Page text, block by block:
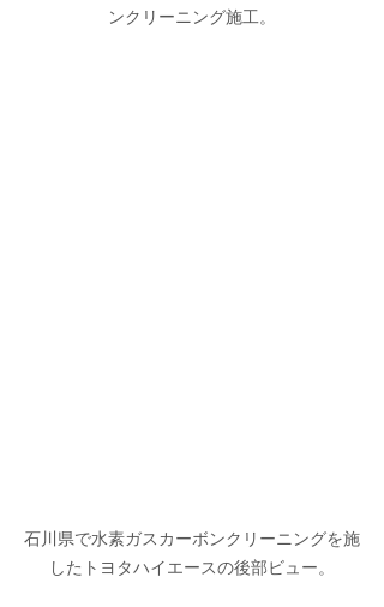
ンクリーニング施工。
石川県で水素ガスカーボンクリーニングを施
したトヨタハイエースの後部ビュー。